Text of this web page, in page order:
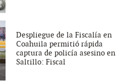
Despliegue de la Fiscalía en
Coahuila permitió rápida
captura de policía asesino en
Saltillo: Fiscal